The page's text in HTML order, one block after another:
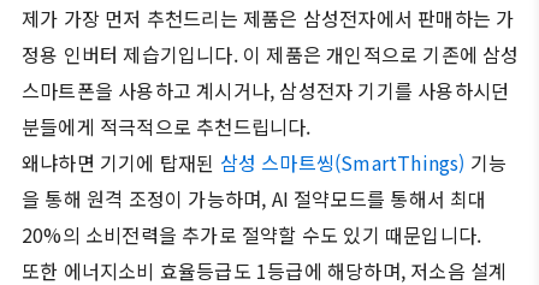
제가 가장 먼저 추천드리는 제품은 삼성전자에서 판매하는 가
정용 인버터 제습기입니다. 이 제품은 개인적으로 기존에 삼성
스마트폰을 사용하고 계시거나, 삼성전자 기기를 사용하시던
분들에게 적극적으로 추천드립니다.
왜냐하면 기기에 탑재된 삼성 스마트씽(SmartThings) 기능
을 통해 원격 조정이 가능하며, AI 절약모드를 통해서 최대
20%의 소비전력을 추가로 절약할 수도 있기 때문입니다.
또한 에너지소비 효율등급도 1등급에 해당하며, 저소음 설계